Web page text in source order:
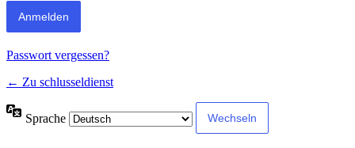
Passwort vergessen?
← Zu schlusseldienst
Sprache